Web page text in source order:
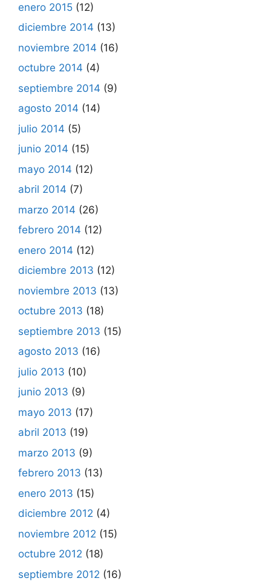
enero 2015 (12)
diciembre 2014 (13)
noviembre 2014 (16)
octubre 2014 (4)
septiembre 2014 (9)
agosto 2014 (14)
julio 2014 (5)
junio 2014 (15)
mayo 2014 (12)
abril 2014 (7)
marzo 2014 (26)
febrero 2014 (12)
enero 2014 (12)
diciembre 2013 (12)
noviembre 2013 (13)
octubre 2013 (18)
septiembre 2013 (15)
agosto 2013 (16)
julio 2013 (10)
junio 2013 (9)
mayo 2013 (17)
abril 2013 (19)
marzo 2013 (9)
febrero 2013 (13)
enero 2013 (15)
diciembre 2012 (4)
noviembre 2012 (15)
octubre 2012 (18)
septiembre 2012 (16)